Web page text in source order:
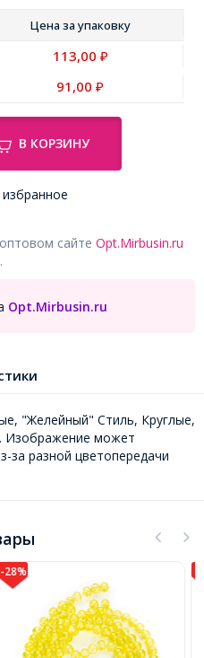
Цена за упаковку
113,00 ₽
91,00₽
В КОРЗИНУ
сайте Opt.Mirbusin.ru
Opt.Mirbusin.ru
"Желейный" Стиль, Круглые,
Изображение может
за разной цветопередачи
-32%